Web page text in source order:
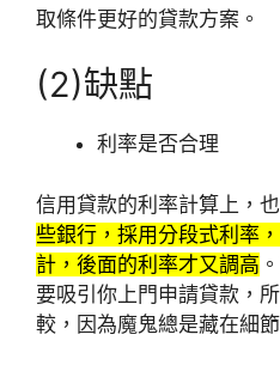
取條件更好的貸款方案。
(2)缺點
利率是否合理
信用貸款的利率計算上，
些銀行，採用分段式利率
計，後面的利率才又調高
要吸引你上門申請貸款，
較，因為魔鬼總是藏在細節